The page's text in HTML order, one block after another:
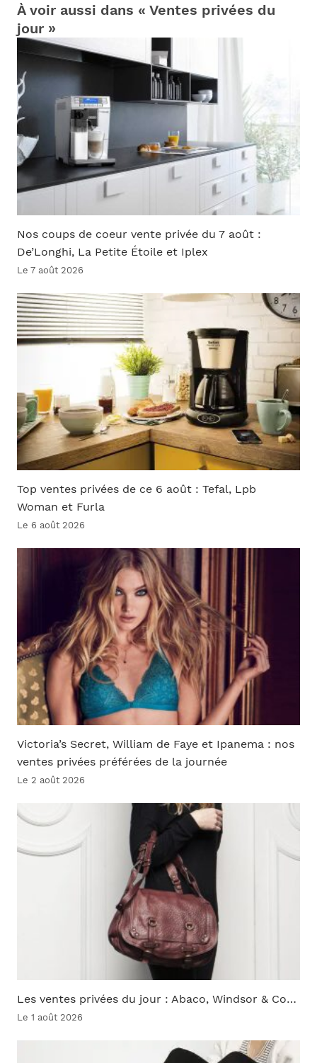
À voir aussi dans « Ventes privées du
jour »
Nos coups de coeur vente privée du 7 août :
De’Longhi, La Petite Étoile et Iplex
Le 7 août 2026
Top ventes privées de ce 6 août : Tefal, Lpb
Woman et Furla
Le 6 août 2026
Victoria’s Secret, William de Faye et Ipanema : nos
ventes privées préférées de la journée
Le 2 août 2026
Les ventes privées du jour : Abaco, Windsor & Co…
Le 1 août 2026